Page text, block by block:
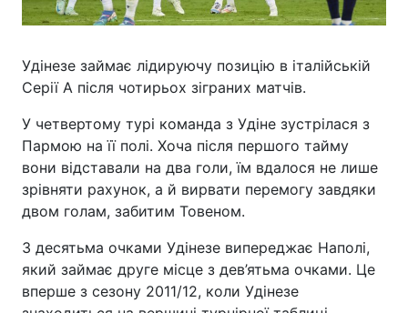
Удінезе займає лідируючу позицію в італійській
Серії А після чотирьох зіграних матчів.
У четвертому турі команда з Удіне зустрілася з
Пармою на її полі. Хоча після першого тайму
вони відставали на два голи, їм вдалося не лише
зрівняти рахунок, а й вирвати перемогу завдяки
двом голам, забитим Товеном.
З десятьма очками Удінезе випереджає Наполі,
який займає друге місце з дев’ятьма очками. Це
вперше з сезону 2011/12, коли Удінезе